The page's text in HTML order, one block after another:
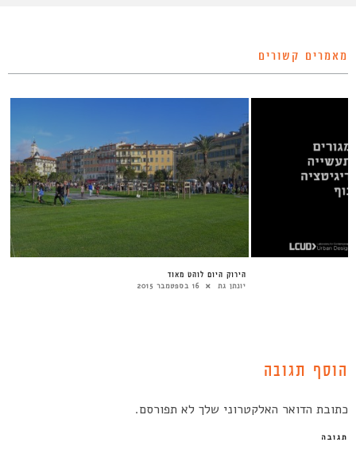
מאמרים קשורים
הירוק היום לוהט מאוד
יונתן גת 16 בספטמבר 2015
הוסף תגובה
כתובת הדואר האלקטרוני שלך לא תפורסם.
תגובה